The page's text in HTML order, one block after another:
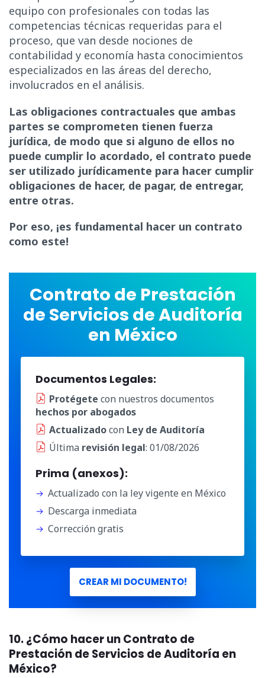
equipo con profesionales con todas las
competencias técnicas requeridas para el
proceso, que van desde nociones de
contabilidad y economía hasta conocimientos
especializados en las áreas del derecho,
involucrados en el análisis.
Las obligaciones contractuales que ambas
partes se comprometen tienen fuerza
jurídica, de modo que si alguno de ellos no
puede cumplir lo acordado, el contrato puede
ser utilizado jurídicamente para hacer cumplir
obligaciones de hacer, de pagar, de entregar,
entre otras.
Por eso, ¡es fundamental hacer un contrato
como este!
Contrato de Prestación
de Servicios de Auditoría
en México
Documentos Legales:
Protégete con nuestros documentos
hechos por abogados
Actualizadocon Ley de Auditoría
Última revisión legal: 01/08/2026
Prima (anexos):
Actualizado con la ley vigente en México
Descarga inmediata
Corrección gratis
CREAR MI DOCUMENTO!
10. ¿Cómo hacer un Contrato de
Prestación de Servicios de Auditoría en
México?